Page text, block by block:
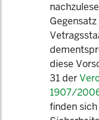
diese
31 der
1907/
finden